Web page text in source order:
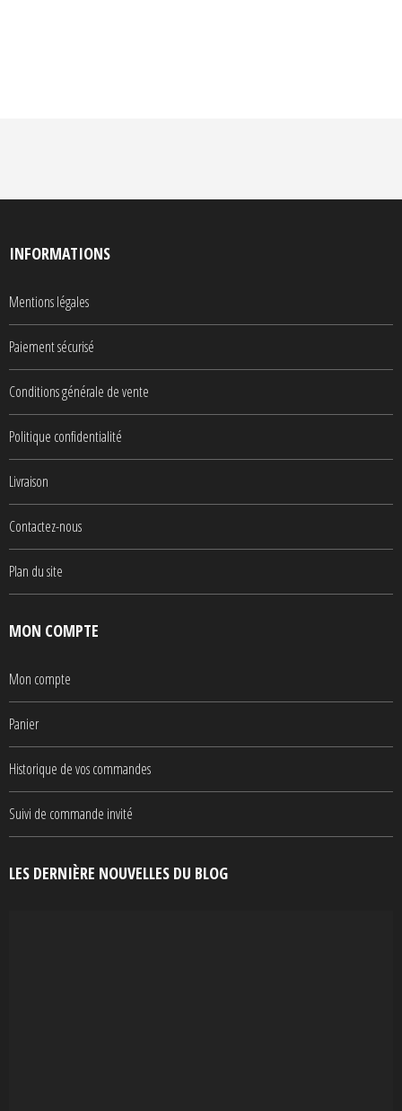
INFORMATIONS
Mentions légales
Paiement sécurisé
Conditions générale de vente
Politique confidentialité
Livraison
Contactez-nous
Plan du site
MON COMPTE
Mon compte
Panier
Historique de vos commandes
Suivi de commande invité
LES DERNIÈRE NOUVELLES DU BLOG